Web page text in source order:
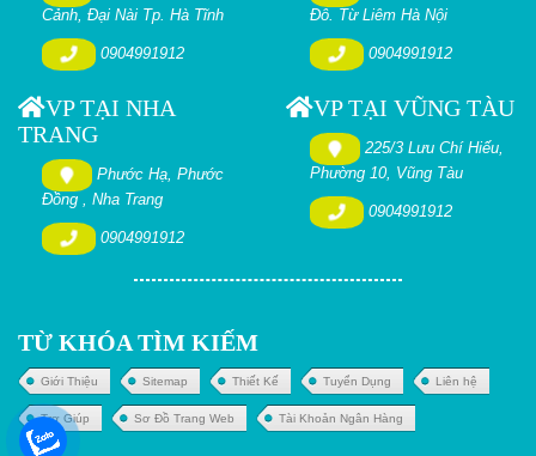
Cảnh, Đại Nài Tp. Hà Tĩnh
0904991912
Đô. Từ Liêm Hà Nội
0904991912
VP TẠI NHA
TRANG
Phước Hạ, Phước
Đồng , Nha Trang
0904991912
VP TẠI VŨNG TÀU
225/3 Lưu Chí Hiếu,
Phường 10, Vũng Tàu
0904991912
TỪ KHÓA TÌM KIẾM
Giới Thiệu Sitemap Thiết Kế Tuyển Dụng Liên hệ
Trợ Giúp Sơ Đồ Trang Web Tài Khoản Ngân Hàng